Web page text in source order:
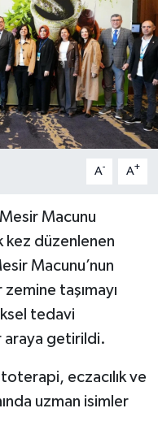
A- A+
Macunu
kez düzenlenen
Macunu’nun
zemine taşımayı
tedavi
araya getirildi.
eczacılık ve
uzman isimler